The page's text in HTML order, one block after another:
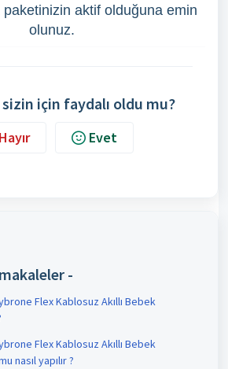
aktif olduğuna emin
olunuz.
için faydalı oldu mu?
Hayır Evet
-
Flex Kablosuz Akıllı Bebek
Flex Kablosuz Akıllı Bebek
nasıl yapılır ?